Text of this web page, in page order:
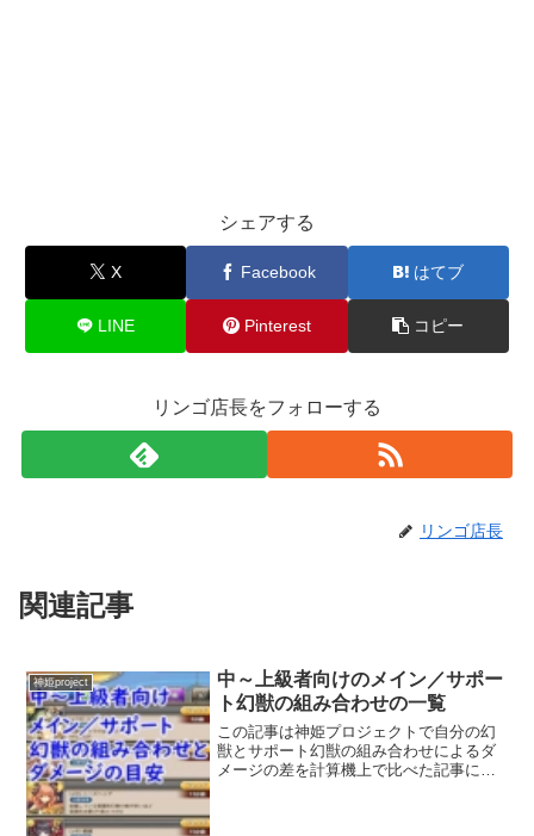
シェアする
X Facebook はてブ
LINE Pinterest コピー
リンゴ店長をフォローする
リンゴ店長
関連記事
神姫project
中～上級者向けのメイン／サポー
ト幻獣の組み合わせの一覧
この記事は神姫プロジェクトで自分の幻
獣とサポート幻獣の組み合わせによるダ
メージの差を計算機上で比べた記事にな